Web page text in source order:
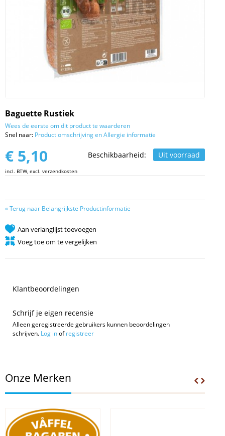
Baguette Rustiek
Wees de eerste om dit product te waarderen
Snel naar: Product omschrijving en Allergie informatie
Beschikbaarheid: Uit voorraad
€ 5,10
incl. BTW, excl. verzendkosten
«Terug naar Belangrijkste Productinformatie
Aan verlanglijst toevoegen
Voeg toe om te vergelijken
Klantbeoordelingen
Schrijf je eigen recensie
Alleen geregistreerde gebruikers kunnen beoordelingen
schrijven. Log inofregistreer
Onze Merken